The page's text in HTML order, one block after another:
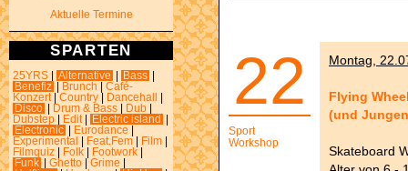
Aktuelle Termine
SPARTEN
25YRS Alternative Bass
Benefiz
Brunch
Café-
Konzert
Country Dancehall
Disco
Drum & Bass Dub
Dubstep
Edit Electric island
Electronic
Eurodance
Experimental
Feat.Fem Film
Filmquiz
Folk Footwork
Funk
Ghetto Grime
22
Sport
Workshop
Montag,
Flying
(und
Skateboard